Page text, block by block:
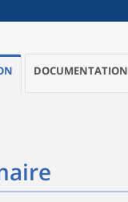
DOCUMENTATION